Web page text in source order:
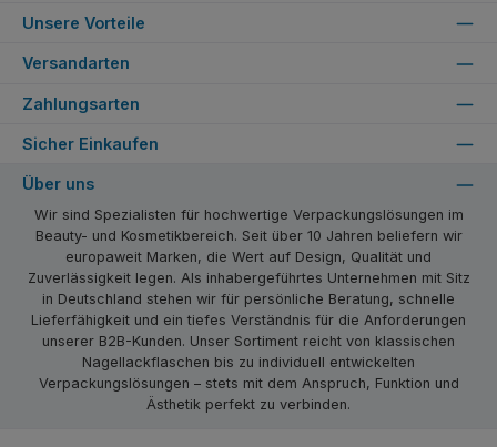
Unsere Vorteile
Versandarten
Zahlungsarten
Sicher Einkaufen
Über uns
Wir sind Spezialisten für hochwertige Verpackungslösungen im
Beauty- und Kosmetikbereich. Seit über 10 Jahren beliefern wir
europaweit Marken, die Wert auf Design, Qualität und
Zuverlässigkeit legen. Als inhabergeführtes Unternehmen mit Sitz
in Deutschland stehen wir für persönliche Beratung, schnelle
Lieferfähigkeit und ein tiefes Verständnis für die Anforderungen
unserer B2B-Kunden. Unser Sortiment reicht von klassischen
Nagellackflaschen bis zu individuell entwickelten
Verpackungslösungen – stets mit dem Anspruch, Funktion und
Ästhetik perfekt zu verbinden.